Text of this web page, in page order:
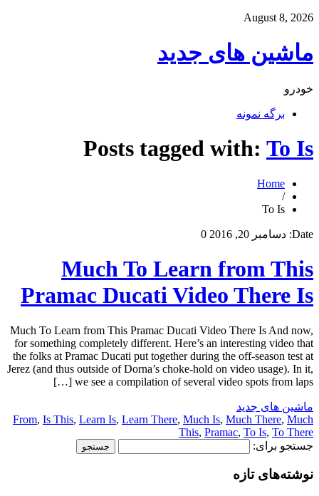
August 8, 2026
ماشین های جدید
خودرو
برگه نمونه
Posts tagged with: To Is
Home
/
To Is
Date: دسامبر 20, 2016 0
Much To Learn from This
Pramac Ducati Video There Is
Much To Learn from This Pramac Ducati Video There Is And now,
for something completely different. Here’s an interesting video that
the folks at Pramac Ducati put together during the off-season test at
Jerez (and thus outside of Dorna’s choke-hold on video usage). In it,
we see a compilation of several video spots from laps […]
ماشین های جدید
From, Is This, Learn Is, Learn There, Much Is, Much There, Much
This, Pramac, To Is, To There
جستجو برای:
نوشته‌های تازه